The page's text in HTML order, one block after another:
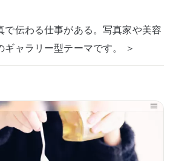
で伝わる仕事がある。写真家や美容
ャラリー型テーマです。 ＞